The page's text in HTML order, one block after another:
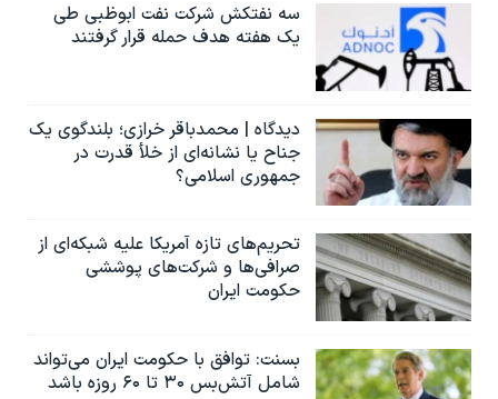
سه نفتکش شرکت نفت ابوظبی طی
یک هفته هدف حمله قرار گرفتند
دیدگاه | محمدباقر خرازی؛ بلندگوی یک
جناح یا نشانه‌ای از خلأ قدرت در
جمهوری اسلامی؟
تحریم‌های تازه آمریکا علیه شبکه‌ای از
صرافی‌ها و شرکت‌های پوششی
حکومت ایران
بسنت: توافق با حکومت ایران می‌تواند
شامل آتش‌بس ۳۰ تا ۶۰ روزه باشد